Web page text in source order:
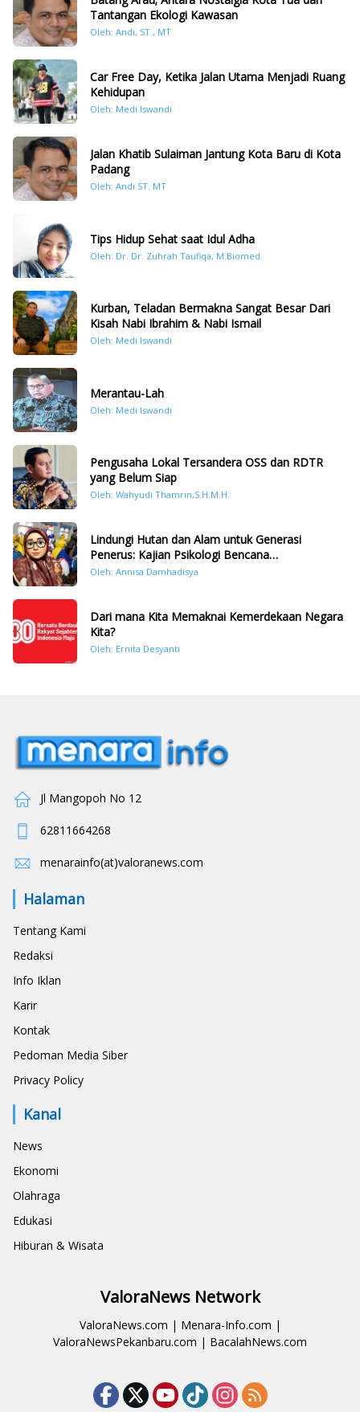
Tantangan Ekologi Kawasan
Oleh: Andi, ST., MT
Car Free Day, Ketika Jalan Utama Menjadi Ruang
Kehidupan
Oleh: Medi Iswandi
Jalan Khatib Sulaiman Jantung Kota Baru di Kota
Padang
Oleh: Andi ST. MT
Tips Hidup Sehat saat Idul Adha
Oleh: Dr. Dr. Zuhrah Taufiqa, M.Biomed
Kurban, Teladan Bermakna Sangat Besar Dari
Kisah Nabi Ibrahim & Nabi Ismail
Oleh: Medi Iswandi
Merantau-Lah
Oleh: Medi Iswandi
Pengusaha Lokal Tersandera OSS dan RDTR
yang Belum Siap
Oleh: Wahyudi Thamrin,S.H.M.H.
Lindungi Hutan dan Alam untuk Generasi
Penerus: Kajian Psikologi Bencana
Hidrometeorologi di Sumatera Pasca Tragedi
Oleh: Annisa Damhadisya
Dari mana Kita Memaknai Kemerdekaan Negara
Kita?
Oleh: Ernita Desyanti
Jl Mangopoh No 12
62811664268
menarainfo(at)valoranews.com
Halaman
Tentang Kami
Redaksi
Info Iklan
Karir
Kontak
Pedoman Media Siber
Privacy Policy
Kanal
News
Ekonomi
Olahraga
Edukasi
Hiburan & Wisata
ValoraNews Network
ValoraNews.com | Menara-Info.com |
ValoraNewsPekanbaru.com | BacalahNews.com